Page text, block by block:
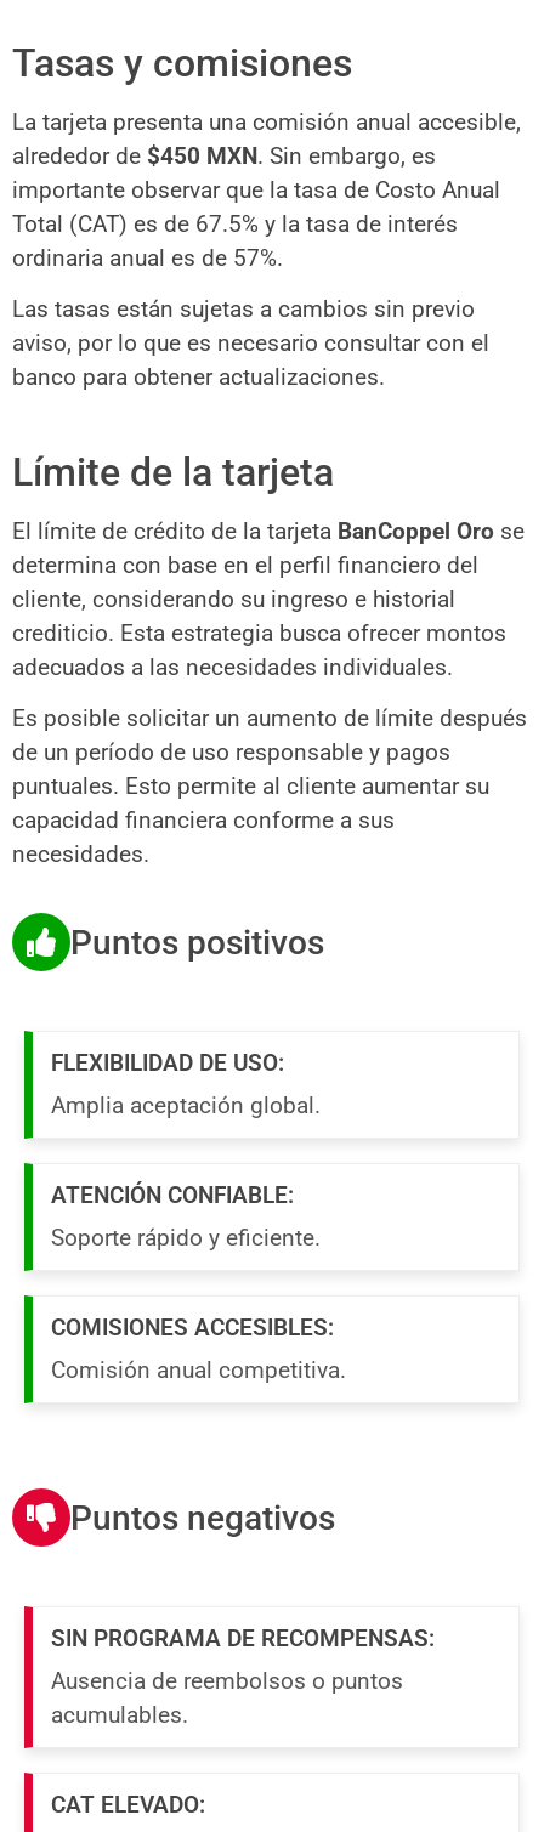
Tasas y comisiones
La tarjeta presenta una comisión anual accesible,
alrededor de $450 MXN. Sin embargo, es
importante observar que la tasa de Costo Anual
Total (CAT) es de 67.5% y la tasa de interés
ordinaria anual es de 57%.
Las tasas están sujetas a cambios sin previo
aviso, por lo que es necesario consultar con el
banco para obtener actualizaciones.
Límite de la tarjeta
El límite de crédito de la tarjeta BanCoppel Oro se
determina con base en el perfil financiero del
cliente, considerando su ingreso e historial
crediticio. Esta estrategia busca ofrecer montos
adecuados a las necesidades individuales.
Es posible solicitar un aumento de límite después
de un período de uso responsable y pagos
puntuales. Esto permite al cliente aumentar su
capacidad financiera conforme a sus
necesidades.
Puntos positivos
FLEXIBILIDAD DE USO:
Amplia aceptación global.
ATENCIÓN CONFIABLE:
Soporte rápido y eficiente.
COMISIONES ACCESIBLES:
Comisión anual competitiva.
Puntos negativos
SIN PROGRAMA DE RECOMPENSAS:
Ausencia de reembolsos o puntos
acumulables.
CAT ELEVADO: